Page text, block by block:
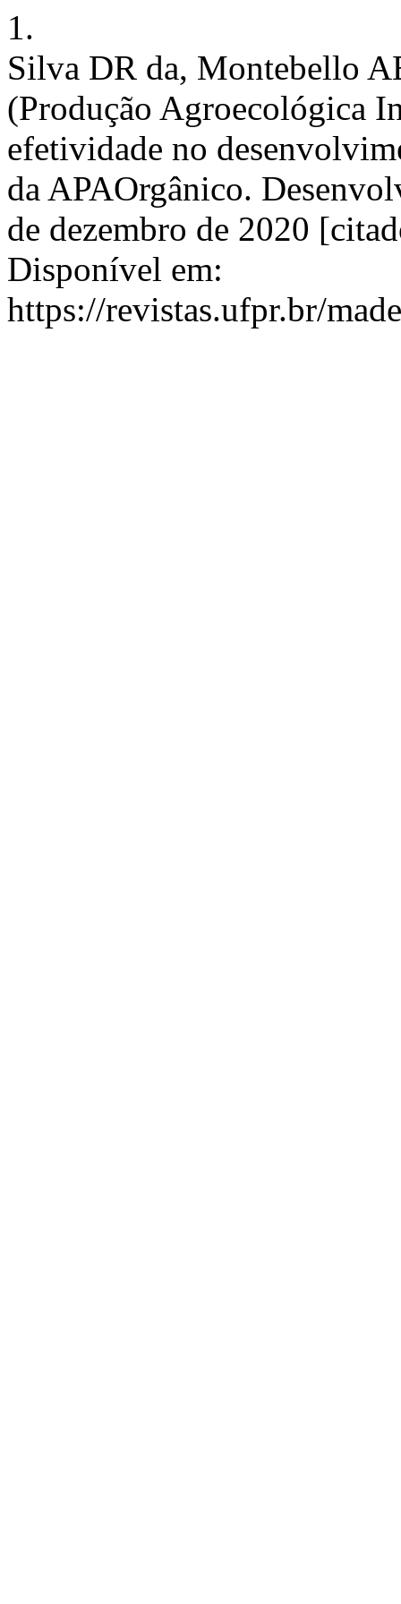
1.
Silva DR da, Montebello
(Produção Agroecológica
efetividade no
da APAOrgânico.
de dezembro de 2020
Disponível em:
https://revistas.ufpr.br/